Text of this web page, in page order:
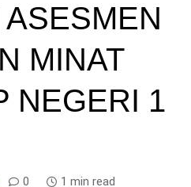
MINAT
NEGERI 1
0 1 min read